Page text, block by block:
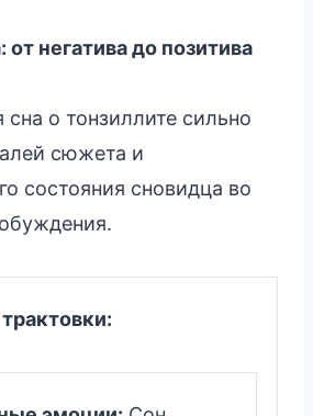
от негатива до позитива
сна о тонзиллите сильно
сюжета и
состояния сновидца во